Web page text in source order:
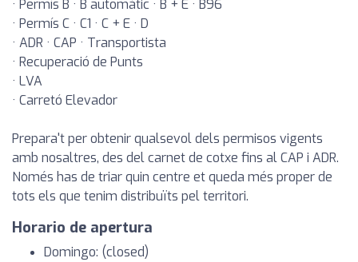
· Permís B · B automàtic · B + E · B96
· Permís C · C1 · C + E · D
· ADR · CAP · Transportista
· Recuperació de Punts
· LVA
· Carretó Elevador
Prepara't per obtenir qualsevol dels permisos vigents
amb nosaltres, des del carnet de cotxe fins al CAP i ADR.
Només has de triar quin centre et queda més proper de
tots els que tenim distribuïts pel territori.
Horario de apertura
Domingo: (closed)